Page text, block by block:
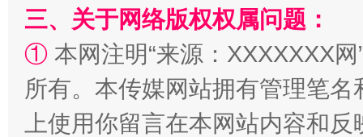
三、关于网络版权权属问题：
① 本网注明“来源：XXXXXXX
所有。本传媒网站拥有管理笔
上使用你留言在本网站内容和